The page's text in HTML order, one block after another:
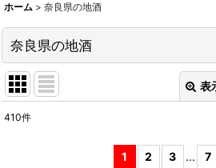
ホーム > 奈良県の地酒
奈良県の地酒
表
410件
1 2 3 ... 7